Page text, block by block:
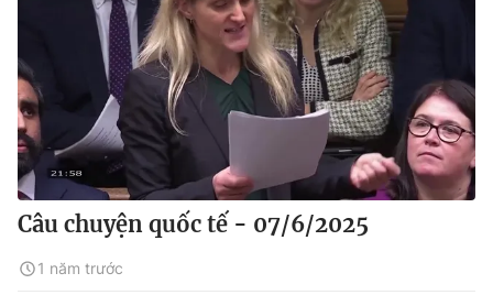
Câu chuyện quốc tế - 07/6/2025
1 năm trước